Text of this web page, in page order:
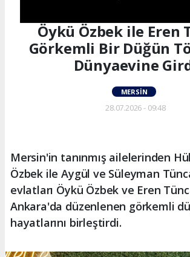
Öykü Özbek ile Eren
Görkemli Bir Düğün
Dünyaevine
MERSIN
28.07.2026 - 09:48
Mersin'in tanınmış ailelerinden
Özbek ile Aygül ve Süleyman
evlatları Öykü Özbek ve Eren
Ankara'da düzenlenen görkemli
hayatlarını birleştirdi.